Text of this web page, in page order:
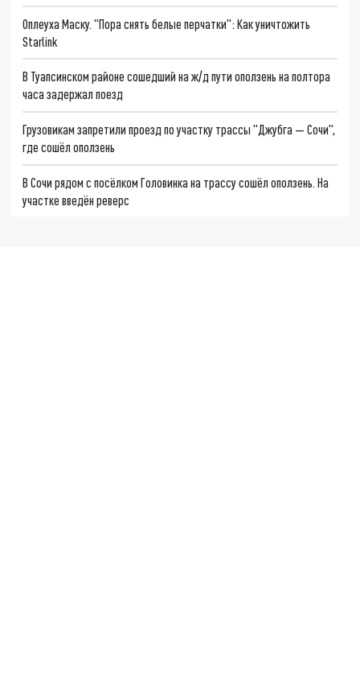
Оплеуха Маску. "Пора снять белые перчатки": Как уничтожить
Starlink
В Туапсинском районе сошедший на ж/д пути оползень на полтора
часа задержал поезд
Грузовикам запретили проезд по участку трассы "Джубга — Сочи",
где сошёл оползень
В Сочи рядом с посёлком Головинка на трассу сошёл оползень. На
участке введён реверс